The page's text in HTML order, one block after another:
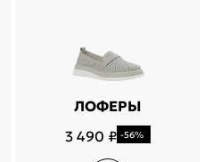
ЛОФЕРЫ
3 490 ₽ -56%